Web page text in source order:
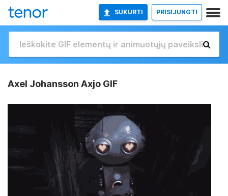
SUKURTI PRISIJUNGTI
Axel Johansson Axjo GIF